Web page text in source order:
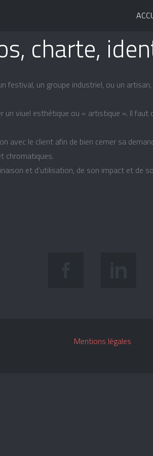
charte,
festival, un groupe industriel, ou un
viuel esthétique ou « artistique ». Il faut
avec le client afin de bien cerner sa
chromatiques.
et d’utilisation, de son impact et de
Mentions légales